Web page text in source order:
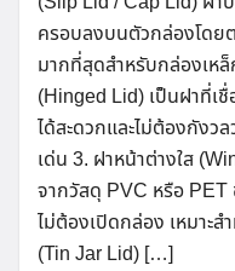
ครอบลงบนตัวกล่องโดย
มากที่สุดสำหรับกล่องเห
(Hinged Lid) เป็นฝาที่เ
ได้สะดวกและไม่ต้องกังว
เด่น 3. ฝาหน้าต่างใส
จากวัสดุ PVC หรือ PET
ไม่ต้องเปิดกล่อง เหมาะ
(Tin Jar Lid) […]